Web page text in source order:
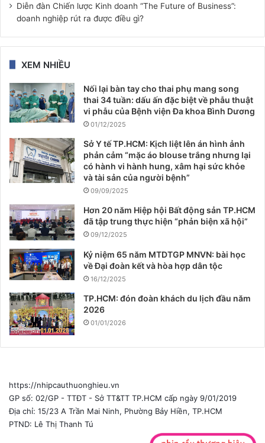
Diễn đàn Chiến lược Kinh doanh “The Future of Business”:
doanh nghiệp rút ra được điều gì?
XEM NHIỀU
Nối lại bàn tay cho thai phụ mang song
thai 34 tuần: dấu ấn đặc biệt về phẫu thuật
vi phẫu của Bệnh viện Đa khoa Bình Dương
01/12/2025
Sở Y tế TP.HCM: Kịch liệt lên án hình ảnh
phản cảm “mặc áo blouse trắng nhưng lại
có hành vi hành hung, xâm hại sức khỏe
và tài sản của người bệnh”
09/09/2025
Hơn 20 năm Hiệp hội Bất động sản TP.HCM
đã tập trung thực hiện “phản biện xã hội”
09/12/2025
Kỷ niệm 65 năm MTDTGP MNVN: bài học
về Đại đoàn kết và hòa hợp dân tộc
16/12/2025
TP.HCM: đón đoàn khách du lịch đầu năm
2026
01/01/2026
https://nhipcauthuonghieu.vn
GP số: 02/GP - TTĐT - Sở TT&TT TP.HCM cấp ngày 9/01/2019
Địa chỉ: 15/23 A Trần Mai Ninh, Phường Bảy Hiền, TP.HCM
PTND: Lê Thị Thanh Tú